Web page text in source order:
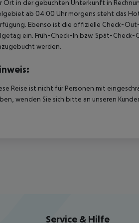
Ort in der gebuchten Unterkunft in
ab 04:00 Uhr morgens steht das
Ebenso ist die offizielle Check-
ein. Früh-Check-In bzw. Spät-
werden.
Reise ist nicht für Personen mit
wenden Sie sich bitte an unseren
Service & Hilfe